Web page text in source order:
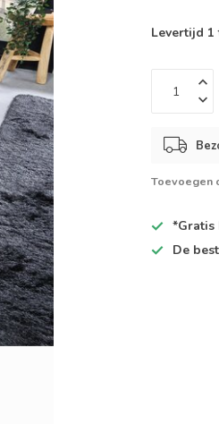
Levertijd
Toevoegen
*Gratis
De